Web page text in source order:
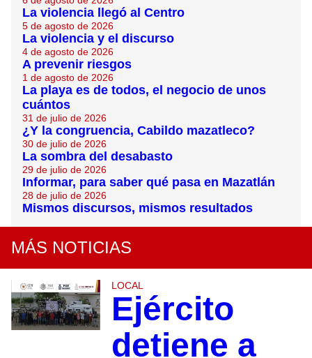
La violencia llegó al Centro
5 de agosto de 2026
La violencia y el discurso
4 de agosto de 2026
A prevenir riesgos
1 de agosto de 2026
​La playa es de todos, el negocio de unos
cuántos
31 de julio de 2026
¿Y la congruencia, Cabildo mazatleco?
30 de julio de 2026
La sombra del desabasto
29 de julio de 2026
Informar, para saber qué pasa en Mazatlán
28 de julio de 2026
Mismos discursos, mismos resultados
MÁS NOTICIAS
LOCAL
Ejército
detiene a